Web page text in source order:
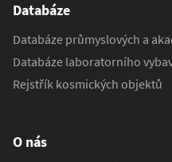
Databáze
Databáze průmyslových a
Databáze laboratorního
Rejstřík kosmických objektů
O nás